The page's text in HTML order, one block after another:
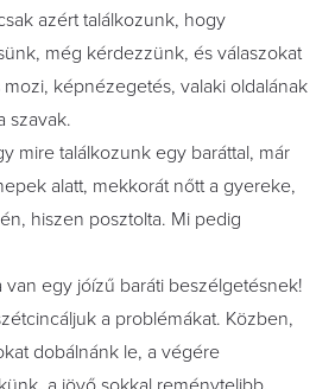
azért találkozunk, hogy
még kérdezzünk, és válaszokat
képnézegetés, valaki oldalának
szavak.
mire találkozunk egy baráttal, már
alatt, mekkorát nőtt a gyereke,
hiszen posztolta. Mi pedig
van egy jóízű baráti beszélgetésnek!
a problémákat. Közben,
dobálnánk le, a végére